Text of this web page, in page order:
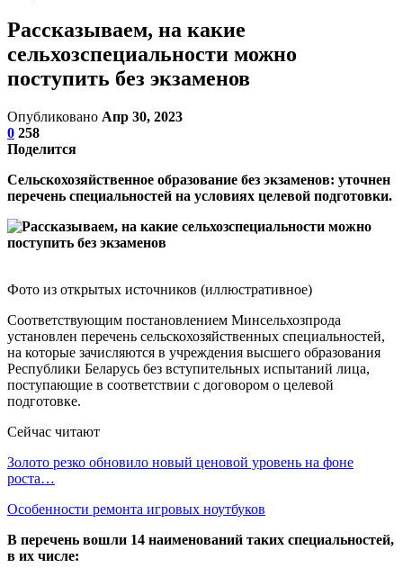
Рассказываем, на какие
сельхозспециальности можно
поступить без экзаменов
Опубликовано Апр 30, 2023
0 258
Поделится
Сельскохозяйственное образование без экзаменов: уточнен
перечень специальностей на условиях целевой подготовки.
Фото из открытых источников (иллюстративное)
Соответствующим постановлением Минсельхозпрода
установлен перечень сельскохозяйственных специальностей,
на которые зачисляются в учреждения высшего образования
Республики Беларусь без вступительных испытаний лица,
поступающие в соответствии с договором о целевой
подготовке.
Сейчас читают
Золото резко обновило новый ценовой уровень на фоне
роста…
Особенности ремонта игровых ноутбуков
В перечень вошли 14 наименований таких специальностей,
в их числе: